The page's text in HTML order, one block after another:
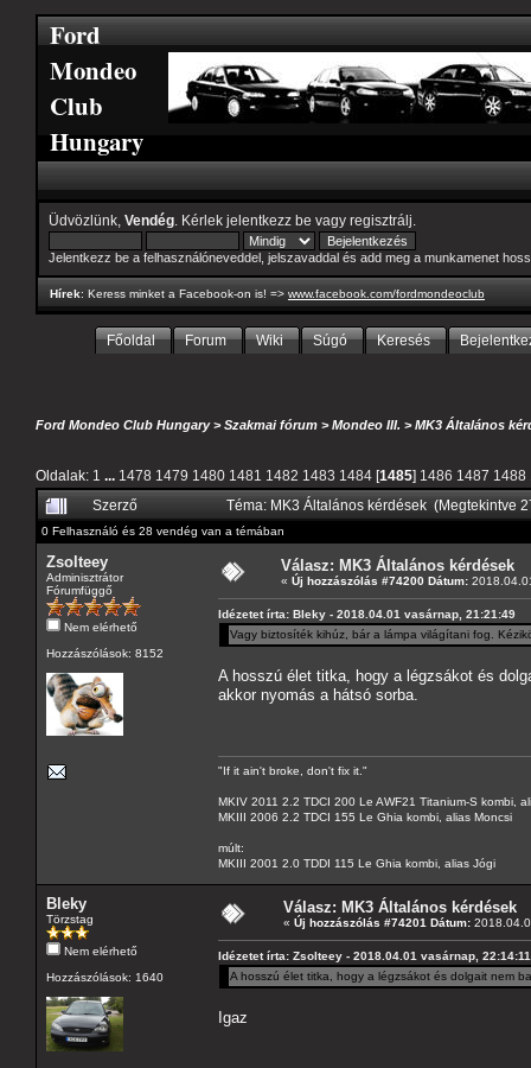
Ford
Mondeo
Club
Hungary
Üdvözlünk, Vendég . Kérlek jelentkezz be vagy regisztrálj
Jelentkezz be a felhasználóneveddel, jelszavaddal és add meg a munkamenet
Hírek: Keress minket a Facebook-on is! => www.facebook.com/fordmondeoclub
Főoldal Forum Wiki Súgó Keresés
Ford Mondeo Club Hungary>Szakmai fórum >Mondeo III. >MK3 Általános
Oldalak: 1 ... 1478 1479 1480 1481 1482 1483 1484 [1485] 1486 1487 1488
Szerző
Téma: MK3 Általános kérdések (Megtekintve
0 Felhasználó és 28 vendég van a témában
Zsolteey
Adminisztrátor
Fórumfüggő
Nem elérhető
Hozzászólások: 8152
Válasz: MK3 Általános kérdések
« Új hozzászólás #74200 Dátum:
Idézetet írta: Bleky - 2018.04.01 vasárnap, 21:21:49
Vagy biztosíték kihúz, bár a lámpa világítani fog.
A hosszú élet titka, hogy a légzsákot és
akkor nyomás a hátsó sorba.
"If it ain't broke, don't fix it."
MKIV 2011 2.2 TDCI 200 Le AWF21 Titanium-S kombi,
MKIII 2006 2.2 TDCI 155 Le Ghia kombi, alias Moncsi
múlt:
MKIII 2001 2.0 TDDI 115 Le Ghia kombi, alias Jógi
Bleky
Törzstag
Nem elérhető
Hozzászólások: 1640
Válasz: MK3 Általános kérdések
« Új hozzászólás #74201 Dátum:
Idézetet írta: Zsolteey - 2018.04.01 vasárnap, 22:14:11
A hosszú élet titka, hogy a légzsákot és dolgait nem
Igaz